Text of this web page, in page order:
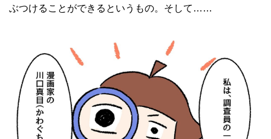
ぶつけることができるというもの。そして……